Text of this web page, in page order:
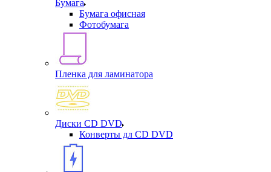
Бумага
Бумага офисная
Фотобумага
Пленка для ламинатора
Диски CD DVD
Конверты дл CD DVD